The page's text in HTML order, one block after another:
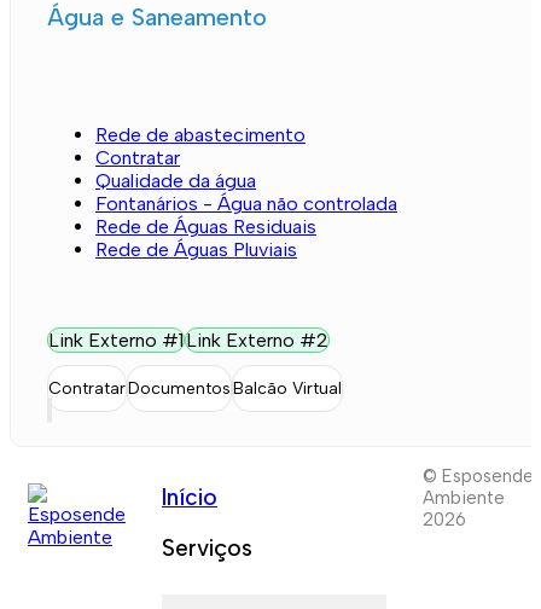
Água e Saneamento
Rede de abastecimento
Contratar
Qualidade da água
Fontanários - Água não controlada
Rede de Águas Residuais
Rede de Águas Pluviais
Link Externo #1Link Externo #2
ContratarDocumentosBalcão Virtual
Início
Serviços
© Esposende
Ambiente
2026